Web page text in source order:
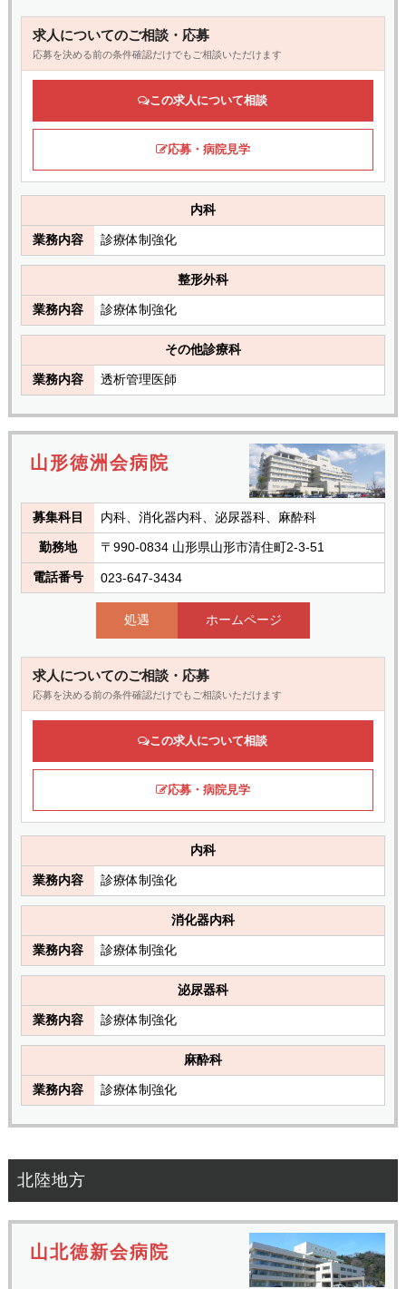
求人についてのご相談・応募
応募を決める前の条件確認だけでもご相談いただけます
この求人について相談
応募・病院見学
内科
業務内容 診療体制強化
整形外科
業務内容 診療体制強化
その他診療科
業務内容 透析管理医師
山形徳洲会病院
募集科目 内科、消化器内科、泌尿器科、麻酔科
勤務地 〒990-0834 山形県山形市清住町2-3-51
電話番号 023-647-3434
処遇 ホームページ
求人についてのご相談・応募
応募を決める前の条件確認だけでもご相談いただけます
この求人について相談
応募・病院見学
内科
業務内容 診療体制強化
消化器内科
業務内容 診療体制強化
泌尿器科
業務内容 診療体制強化
麻酔科
業務内容 診療体制強化
北陸地方
山北徳新会病院